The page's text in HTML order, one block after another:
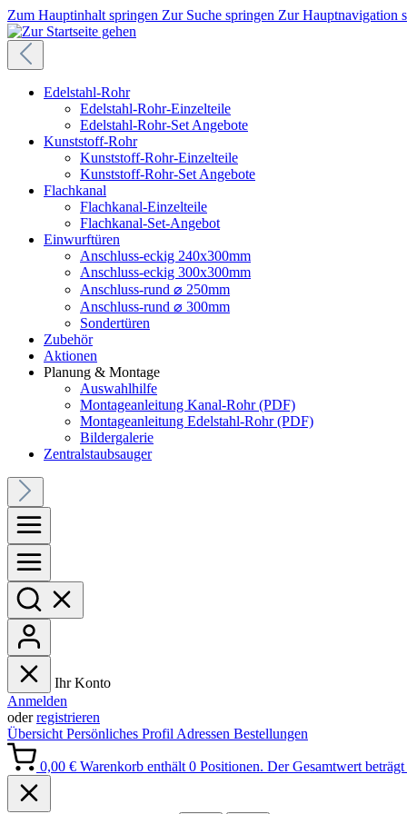
Zum Hauptinhalt springen Zur Suche springen Zur Hauptnavigation
Edelstahl-Rohr
Edelstahl-Rohr-Einzelteile
Edelstahl-Rohr-Set Angebote
Kunststoff-Rohr
Kunststoff-Rohr-Einzelteile
Kunststoff-Rohr-Set Angebote
Flachkanal
Flachkanal-Einzelteile
Flachkanal-Set-Angebot
Einwurftüren
Anschluss-eckig 240x300mm
Anschluss-eckig 300x300mm
Anschluss-rund ⌀ 250mm
Anschluss-rund ⌀ 300mm
Sondertüren
Zubehör
Aktionen
Planung & Montage
Auswahlhilfe
Montageanleitung Kanal-Rohr (PDF)
Montageanleitung Edelstahl-Rohr (PDF)
Bildergalerie
Zentralstaubsauger
Ihr Konto
Anmelden
oderregistrieren
Übersicht Persönliches Profil Adressen Bestellungen
0,00 € Warenkorb enthält 0 Positionen. Der Gesamtwert